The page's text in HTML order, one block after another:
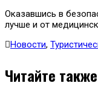
Оказавшись в
лучше и от
Новости,
Читайте также